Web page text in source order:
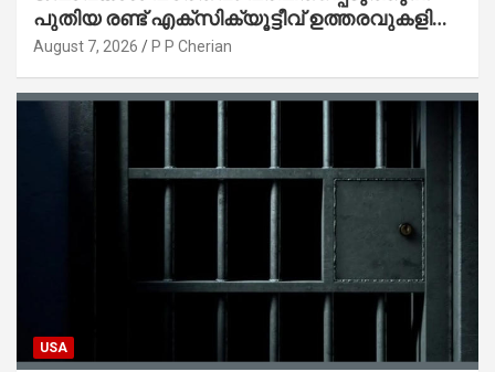
പുതിയ രണ്ട് എക്സിക്യൂട്ടീവ് ഉത്തരവുകളിൽ
ട്രംപ് ഒപ്പുവെച്ചു
August 7, 2026 P P Cherian
USA